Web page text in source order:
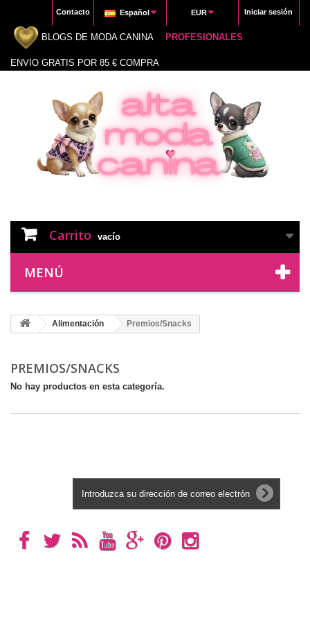
Iniciar sesión
EUR
Español
Contacto
BLOGS DE MODA CANINA PROFESIONALES
ENVIO GRATIS POR 85 € COMPRA
Carrito vacío
MENÚ
Alimentación Premios/Snacks
PREMIOS/SNACKS
No hay productos en esta categoría.